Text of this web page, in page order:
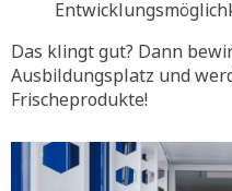
Das klingt gut? Dann
Ausbildungsplatz und
Frischeprodukte!